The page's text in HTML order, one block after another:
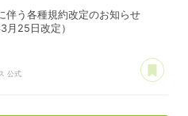
伴う各種規約改定のお知らせ
月25日改定）
公式